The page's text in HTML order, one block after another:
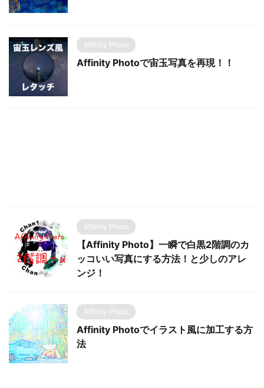
Affinity Photo
Affinity Photoで宙玉写真を再現！！
Affinity Photo
【Affinity Photo】一瞬で白黒2階調のカ
ッコいい写真にする方法！と少しのアレ
ンジ！
Affinity Photo
Affinity Photoでイラスト風に加工する方
法